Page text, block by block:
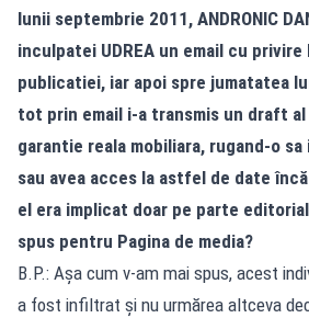
lunii septembrie 2011, ANDRONIC
inculpatei UDREA un email cu
publicatiei, iar apoi spre jumatatea
tot prin email i-a transmis un draft
garantie reala mobiliara, rugand-o
sau avea acces la astfel de date
el era implicat doar pe parte
spus pentru Pagina de media?
B.P.: Așa cum v-am mai spus, acest
a fost infiltrat și nu urmărea altceva